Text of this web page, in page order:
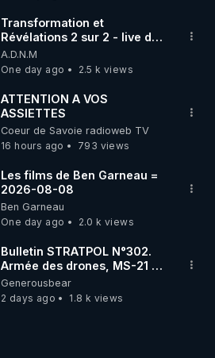
Transformation et
Révélations 2 sur 2 - live du
07/08/26
A.D.N.M
One day ago
2.5 k views
ATTENTION A VOS
ASSIETTES
Coeur de Savoie radioweb TV
16 hours ago
793 views
Les films de Ben Garneau =
2026-08-08
Ben Garneau
One day ago
2.0 k views
Bulletin STRATPOL N°302.
Armée des drones, MS-21 en
série, missiles coréens.
07.08.2026.
Generousbear
2 days ago
1.8 k views